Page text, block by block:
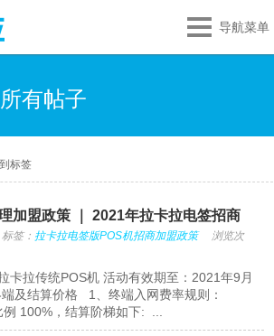
导航菜单
有帖子
标签
加盟政策 ｜ 2021年拉卡拉电签招商
标签： 拉卡拉电签版POS机招商加盟政策
浏览次
卡拉传统POS机 活动有效期至：2021年9月
及结算价格 1、终端入网费率规则：
100%，结算阶梯如下: ...